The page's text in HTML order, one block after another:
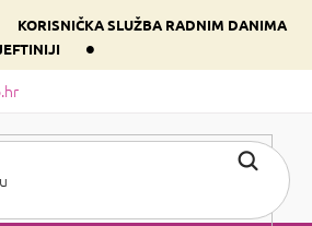
KORISNIČKA SLUŽBA RADNIM DANIMA
•
komponenti